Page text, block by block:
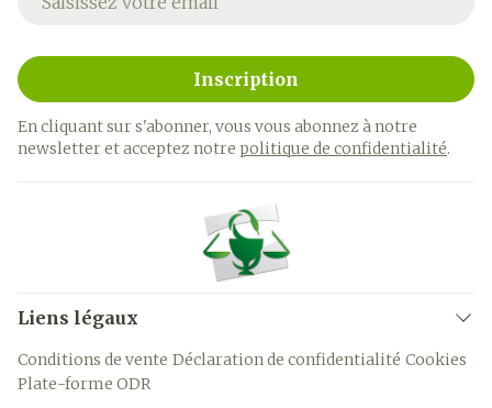
Inscription
En cliquant sur s'abonner, vous vous abonnez à notre
newsletter et acceptez notre politique de confidentialité.
Liens légaux
Conditions de vente Déclaration de confidentialité Cookies
Plate-forme ODR